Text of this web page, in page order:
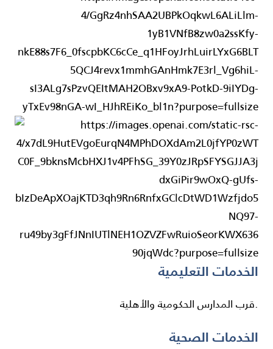
الخدمات التعليمية
قرب المدارس الحكومية والأهلية.
الخدمات الصحية